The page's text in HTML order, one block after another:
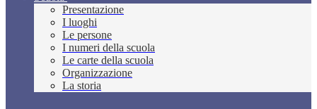
Presentazione
I luoghi
Le persone
I numeri della scuola
Le carte della scuola
Organizzazione
La storia